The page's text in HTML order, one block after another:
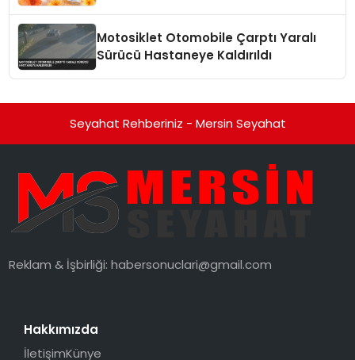
Motosiklet Otomobile Çarptı Yaralı
Sürücü Hastaneye Kaldırıldı
Seyahat Rehberiniz - Mersin Seyahat
Reklam & İşbirliği:habersonuclari@gmail.com
Hakkımızda
İletişimKünye